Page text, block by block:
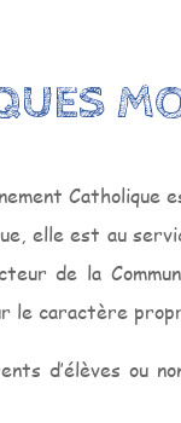
elle est au
de la
caractère
d’élèves ou